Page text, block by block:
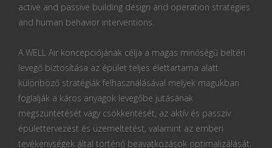
active and passive building design and operation strategies
and human behavior interventions.
A WELL Air koncepciójának célja a magas minőségű beltéri
levegő biztosítása az épület teljes élettartama alatt
különböző stratégiák felhasználásával melyek magukban
foglalják a káros anyagok levegőbe jutásának
megszüntetését vagy csökkentését, az aktív és passzív
épülettervezést és üzemeltetést, valamint az emberi
tevékenységek által történő beavatkozások optimalizálását.